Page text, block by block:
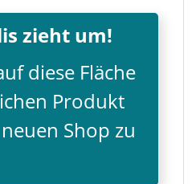
zieht um!
diese Fläche
Produkt
Shop zu